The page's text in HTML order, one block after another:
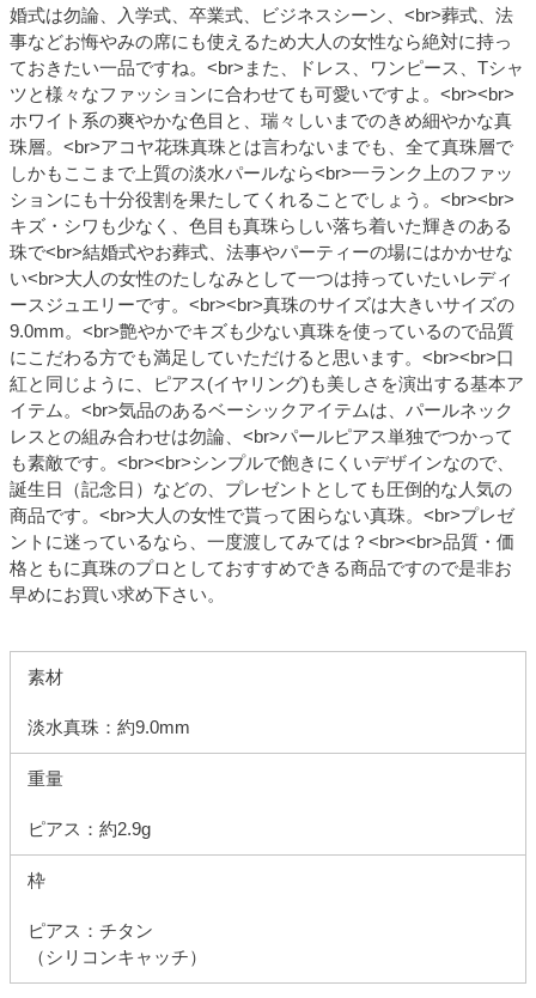
婚式は勿論、入学式、卒業式、ビジネスシーン、<br>葬式、法
事などお悔やみの席にも使えるため大人の女性なら絶対に持っ
ておきたい一品ですね。<br>また、ドレス、ワンピース、Tシャ
ツと様々なファッションに合わせても可愛いですよ。<br><br>
ホワイト系の爽やかな色目と、瑞々しいまでのきめ細やかな真
珠層。<br>アコヤ花珠真珠とは言わないまでも、全て真珠層で
しかもここまで上質の淡水パールなら<br>一ランク上のファッ
ションにも十分役割を果たしてくれることでしょう。<br><br>
キズ・シワも少なく、色目も真珠らしい落ち着いた輝きのある
珠で<br>結婚式やお葬式、法事やパーティーの場にはかかせな
い<br>大人の女性のたしなみとして一つは持っていたいレディ
ースジュエリーです。<br><br>真珠のサイズは大きいサイズの
9.0mm。<br>艶やかでキズも少ない真珠を使っているので品質
にこだわる方でも満足していただけると思います。<br><br>口
紅と同じように、ピアス(イヤリング)も美しさを演出する基本ア
イテム。<br>気品のあるベーシックアイテムは、パールネック
レスとの組み合わせは勿論、<br>パールピアス単独でつかって
も素敵です。<br><br>シンプルで飽きにくいデザインなので、
誕生日（記念日）などの、プレゼントとしても圧倒的な人気の
商品です。<br>大人の女性で貰って困らない真珠。<br>プレゼ
ントに迷っているなら、一度渡してみては？<br><br>品質・価
格ともに真珠のプロとしておすすめできる商品ですので是非お
早めにお買い求め下さい。
素材
淡水真珠：約9.0mm
重量
ピアス：約2.9g
枠
ピアス：チタン
（シリコンキャッチ）